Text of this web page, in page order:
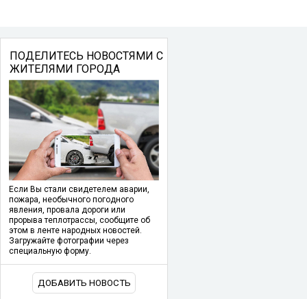
ПОДЕЛИТЕСЬ НОВОСТЯМИ С
ЖИТЕЛЯМИ ГОРОДА
Если Вы стали свидетелем аварии,
пожара, необычного погодного
явления, провала дороги или
прорыва теплотрассы, сообщите об
этом в ленте народных новостей.
Загружайте фотографии через
специальную форму.
ДОБАВИТЬ НОВОСТЬ